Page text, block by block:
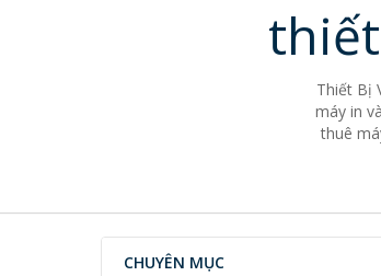
Thiết Bị
máy in
thuê
CHUYÊN MỤC